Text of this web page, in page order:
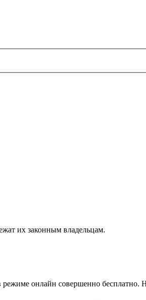
их законным владельцам.
режиме онлайн совершенно бесплатно.